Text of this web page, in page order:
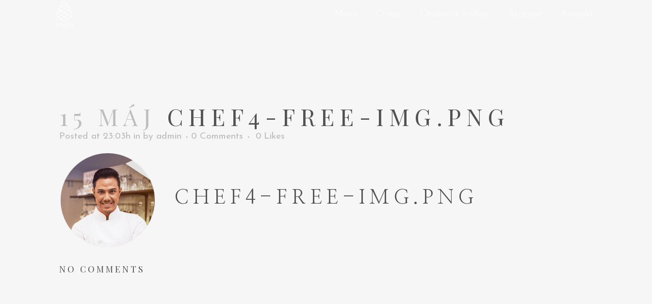
CHEF4-FREE-IMG.PNG
15 MÁJ CHEF4-FREE-IMG.PNG
Posted at 23:03h in by admin 0 Comments 0 Likes
NO COMMENTS